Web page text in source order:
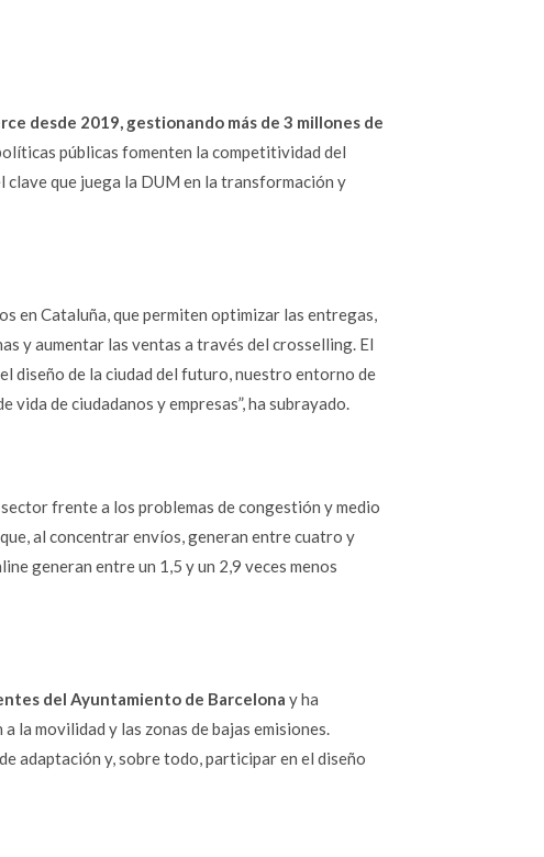
desde 2019, gestionando más de 3 millones de
públicas fomenten la competitividad del
clave que juega la DUM en la transformación y
en Cataluña, que permiten optimizar las entregas,
y aumentar las ventas a través del crosselling. El
diseño de la ciudad del futuro, nuestro entorno de
de ciudadanos y empresas”, ha subrayado.
frente a los problemas de congestión y medio
al concentrar envíos, generan entre cuatro y
generan entre un 1,5 y un 2,9 veces menos
del Ayuntamiento de Barcelona y ha
la movilidad y las zonas de bajas emisiones.
adaptación y, sobre todo, participar en el diseño